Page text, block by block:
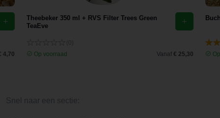
4,70
Theebeker 350 ml + RVS Filter Trees Green
TeaEve
Op voorraad
Vanaf € 25,30